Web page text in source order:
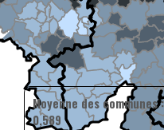
Moyenne des communes :
0,589
Sécurité